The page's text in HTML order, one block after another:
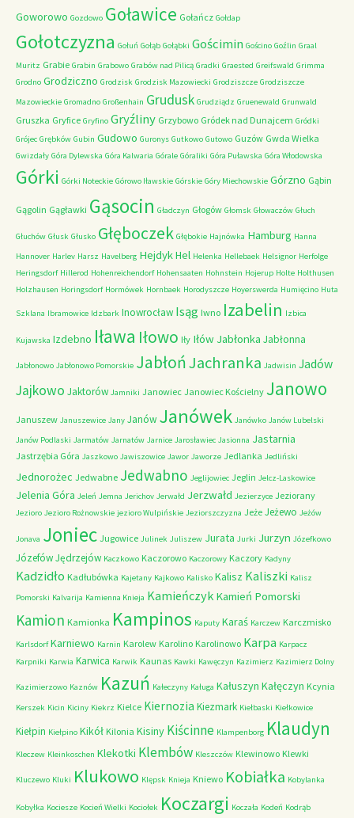
Goworowo Gozdowo Goławice Gołańcz Gołdap
Gołotczyzna Gołuń Gołąb Gołąbki Gościmin Gościno Goźlin Graal
Muritz Grabie Grabin Grabowo Grabów nad Pilicą Gradki Graested Greifswald Grimma
Grodno Grodziczno Grodzisk Grodzisk Mazowiecki Grodziszcze Grodziszcze
Mazowieckie Gromadno Großenhain Grudusk Grudziądz Gruenewald Grunwald
Gruszka Gryfice Gryfino Gryźliny Grzybowo Gródek nad Dunajcem Gródki
Grójec Grębków Gubin Gudowo Guronys Gutkowo Gutowo Guzów Gwda Wielka
Gwizdały Góra Dylewska Góra Kalwaria Górale Góraliki Góra Puławska Góra Włodowska
Górki Górki Noteckie Górowo Iławskie Górskie Góry Miechowskie Górzno Gąbin
Gągolin Gągławki Gąsocin Gładczyn Głogów Głomsk Głowaczów Głuch
Głuchów Głusk Głusko Głęboczek Głębokie Hajnówka Hamburg Hanna
Hannover Harlev Harsz Havelberg HejdykHel Helenka Hellebaek Helsignor Herfolge
Heringsdorf Hillerod Hohenreichendorf Hohensaaten Hohnstein Hojerup Holte Holthusen
Holzhausen Horingsdorf Hormówek Hornbaek Horodyszcze Hoyerswerda Humięcino Huta
Szklana Ibramowice Idzbark Inowrocław Isąg Iwno Izabelin Izbica
Kujawska Izdebno Iława Iłowo Iły Iłów Jabłonka Jabłonna
Jabłonowo Jabłonowo Pomorskie JabłońJachranka Jadwisin Jadów
Jajkowo Jaktorów Jamniki Janowiec Janowiec Kościelny Janowo
Januszew Januszewice Jany Janów Janówek Janówko Janów Lubelski
Janów Podlaski Jarmatów Jarnatów Jarnice Jarosławiec Jasionna Jastarnia
Jastrzębia Góra Jaszkowo Jawiszowice Jawor Jaworze Jedlanka Jedliński
Jednorożec Jedwabne Jedwabno Jeglijowiec Jeglin Jelcz-Laskowice
Jelenia Góra Jeleń Jemna Jerichov Jerwałd Jerzwałd Jezierzyce Jeziorany
Jezioro Jezioro Rożnowskie jezioro Wulpińskie Jeziorszczyzna Jeże Jeżewo Jeżów
Jonava Joniec Jugowice Julinek Juliszew Jurata Jurki Jurzyn Józefkowo
JózefówJędrzejów Kaczkowo Kaczorowo Kaczorowy Kaczory Kadyny
Kadzidło Kadłubówka Kajetany Kajkowo Kalisko Kalisz Kaliszki Kalisz
Pomorski Kalvarija Kamienna Knieja Kamieńczyk Kamień Pomorski
Kamion Kamionka Kampinos Kaputy Karaś Karczew Karczmisko
Karlsdorf Karniewo Karnin Karolew Karolino Karolinowo Karpa Karpacz
Karpniki Karwia Karwica Karwik Kaunas Kawki Kawęczyn Kazimierz Kazimierz Dolny
Kazimierzowo Kaznów Kazuń Kałeczyny Kaługa Kałuszyn Kałęczyn Kcynia
Kerszek Kicin Kiciny Kiekrz Kielce Kiernozia Kiezmark Kiełbaski Kiełkowice
Kiełpin Kiełpino Kikół Kilonia Kisiny Kiścinne Klampenborg Klaudyn
Kleczew Kleinkoschen Klekotki Klembów Kleszczów Klewinowo Klewki
Kluczewo Kluki Klukowo Klępsk Knieja Kniewo Kobiałka Kobylanka
Kobyłka Kociesze Kocień Wielki Kociołek Koczargi Koczała Kodeń Kodrąb